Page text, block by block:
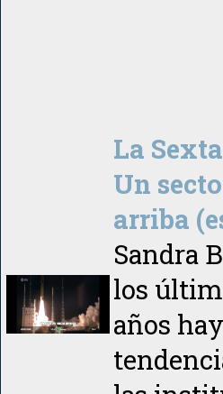
La
Un
arriba
Sandra
los
años